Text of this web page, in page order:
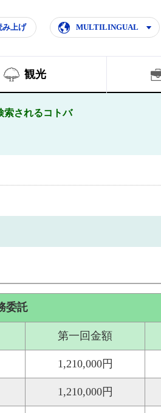
み上げ MULTILINGUAL
観光
索されるコトバ
委託
第一回金額
1,210,000円
1,210,000円